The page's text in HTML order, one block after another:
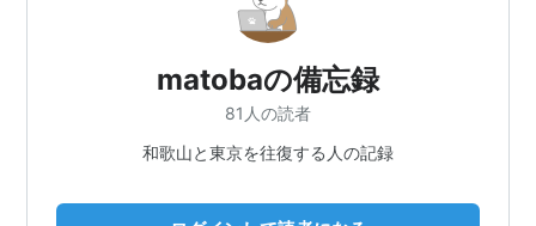
matobaの備忘録
81人の読者
和歌山と東京を往復する人の記録